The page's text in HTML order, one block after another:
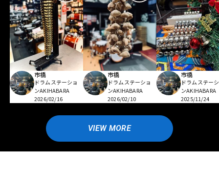
市橋
ドラムステーショ
ンAKIHABARA
2026/02/16
市橋
ドラムステーショ
ンAKIHABARA
2026/02/10
市橋
ドラムステー
ンAKIHABARA
2025/11/24
VIEW MORE